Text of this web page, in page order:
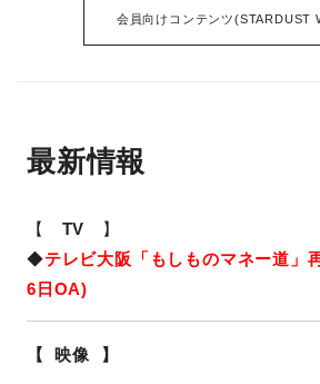
会員向けコンテンツ(STARDUST
最新情報
【 TV 】
◆テレビ大阪「もしものマネー道」
6日OA)
【 映像 】